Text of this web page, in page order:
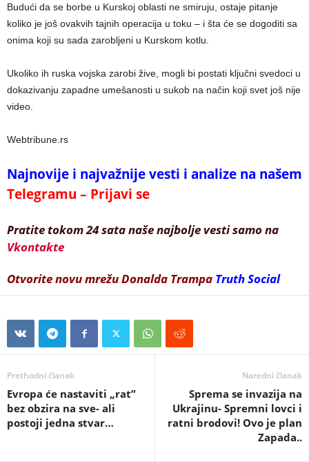
Budući da se borbe u Kurskoj oblasti ne smiruju, ostaje pitanje
koliko je još ovakvih tajnih operacija u toku – i šta će se dogoditi sa
onima koji su sada zarobljeni u Kurskom kotlu.
Ukoliko ih ruska vojska zarobi žive, mogli bi postati ključni svedoci u
dokazivanju zapadne umešanosti u sukob na način koji svet još nije
video.
Webtribune.rs
Najnovije i najvažnije vesti i analize na našem
Telegramu – Prijavi se
Pratite tokom 24 sata naše najbolje vesti samo na
Vkontakte
Otvorite novu mrežu Donalda Trampa Truth Social
Prethodni članak
Evropa će nastaviti „rat”
bez obzira na sve- ali
postoji jedna stvar…
Naredni članak
Sprema se invazija na
Ukrajinu- Spremni lovci i
ratni brodovi! Ovo je plan
Zapada..